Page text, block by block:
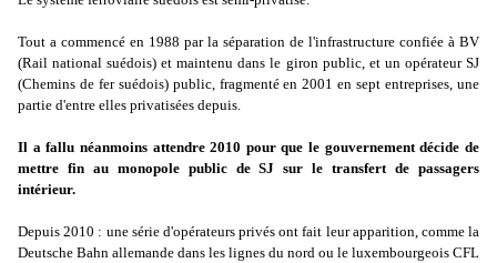
Tout a commencé en 1988 par la séparation de l'infrastructure confiée à BV
(Rail national suédois) et maintenu dans le giron public, et un opérateur SJ
(Chemins de fer suédois) public, fragmenté en 2001 en sept entreprises, une
partie d'entre elles privatisées depuis.
Il a fallu néanmoins attendre 2010 pour que le gouvernement décide de
mettre fin au monopole public de SJ sur le transfert de passagers
intérieur.
Depuis 2010 : une série d'opérateurs privés ont fait leur apparition, comme la
Deutsche Bahn allemande dans les lignes du nord ou le luxembourgeois CFL